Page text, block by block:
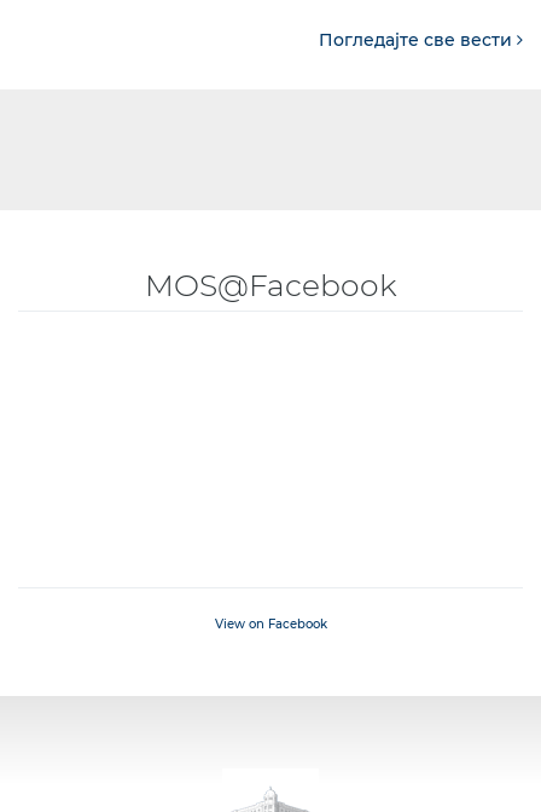
Погледајте све вести
MOS@Facebook
View on Facebook